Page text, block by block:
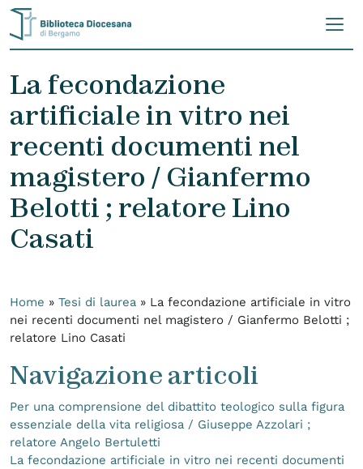
Skip to content
La fecondazione
artificiale in vitro nei
recenti documenti nel
magistero / Gianfermo
Belotti ; relatore Lino
Casati
Home » Tesi di laurea » La fecondazione artificiale in vitro
nei recenti documenti nel magistero / Gianfermo Belotti ;
relatore Lino Casati
Navigazione articoli
Per una comprensione del dibattito teologico sulla figura
essenziale della vita religiosa / Giuseppe Azzolari ;
relatore Angelo Bertuletti
La fecondazione artificiale in vitro nei recenti documenti